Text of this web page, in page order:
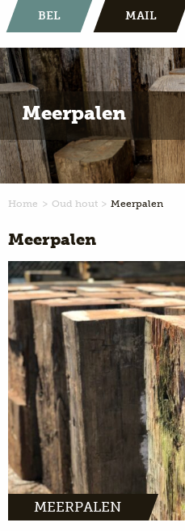
BEL MAIL
Meerpalen
Home Oud hout Meerpalen
Meerpalen
MEERPALEN